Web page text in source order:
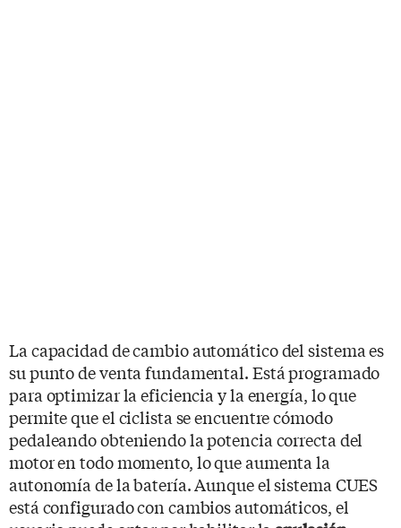
La capacidad de cambio automático del sistema es
su punto de venta fundamental. Está programado
para optimizar la eficiencia y la energía, lo que
permite que el ciclista se encuentre cómodo
pedaleando obteniendo la potencia correcta del
motor en todo momento, lo que aumenta la
autonomía de la batería. Aunque el sistema CUES
está configurado con cambios automáticos, el